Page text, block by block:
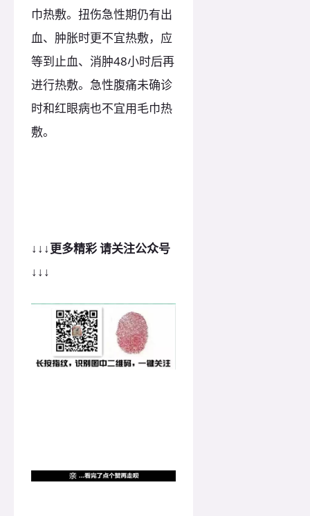
巾热敷。扭伤急性期仍有出
血、肿胀时更不宜热敷，应
等到止血、消肿48小时后再
进行热敷。急性腹痛未确诊
时和红眼病也不宜用毛巾热
敷。
↓↓↓更多精彩 请关注公众号
↓↓↓